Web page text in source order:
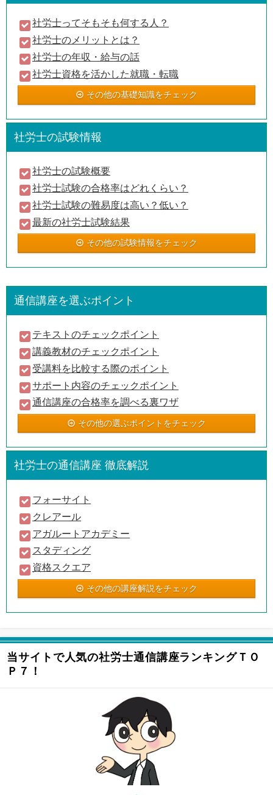
社労士ってそもそも何する人？
社労士のメリットとは？
社労士の年収・給与の話
社労士資格を活かした就職・転職
その他の基礎知識をチェック
社労士の試験情報
社労士の試験概要
社労士試験の合格率はどれくらい？
社労士試験の難易度は高い？低い？
最新の社労士試験結果
その他の試験情報をチェック
通信講座を選ぶポイント
テキストのチェックポイント
講義教材のチェックポイント
受講料を比較する際のポイント
サポート内容のチェックポイント
通信講座の合格率を調べる裏ワザ
その他の選ぶポイントをチェック
社労士の通信講座 徹底解説
フォーサイト
クレアール
アガルートアカデミー
スタディング
資格スクエア
その他の講座解説をチェック
当サイトで人気の社労士通信講座ランキングＴＯ
Ｐ７！